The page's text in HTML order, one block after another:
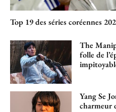
Top 19 des séries coréennes
The
folle de
Yang Se
charmeur